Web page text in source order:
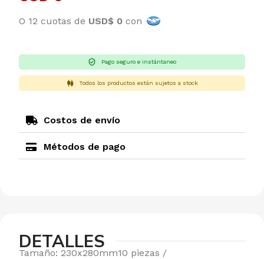
O 12 cuotas de USD$ 0 con
Pago seguro e instántaneo
Todos los productos están sujetos a stock
Costos de envío
Métodos de pago
DETALLES
Tamaño: 230x280mm10 piezas /